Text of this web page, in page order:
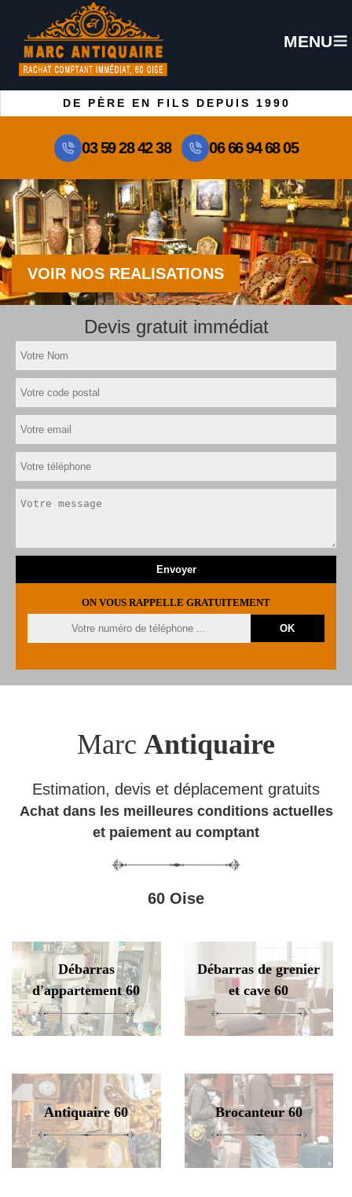
MENU
DE PÈRE EN FILS DEPUIS 1990
03 59 28 42 38 06 66 94 68 05
VOIR NOS REALISATIONS
Devis gratuit immédiat
ON VOUS RAPPELLE GRATUITEMENT
Marc Antiquaire
Estimation, devis et déplacement gratuits
Achat dans les meilleures conditions actuelles
et paiement au comptant
60 Oise
Débarras
d'appartement 60
Débarras de grenier
et cave 60
Antiquaire 60 Brocanteur 60